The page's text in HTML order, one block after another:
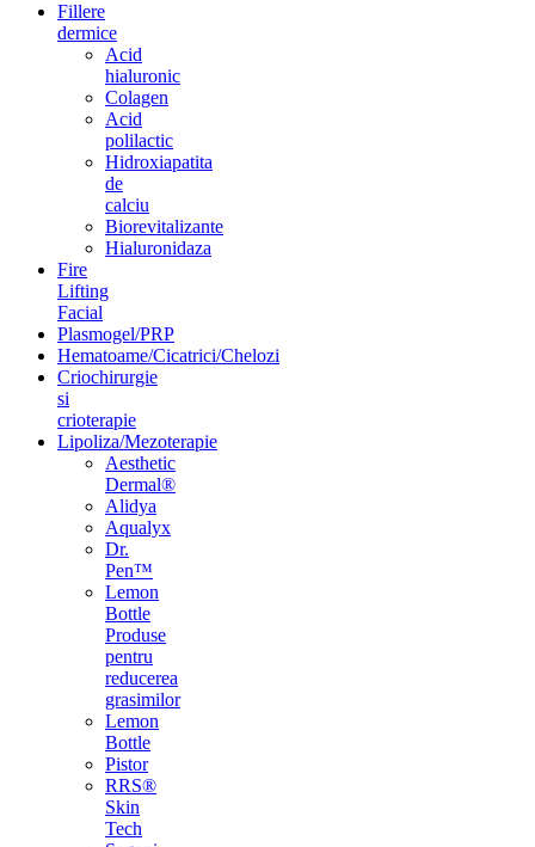
Fillere
dermice
Acid
hialuronic
Colagen
Acid
polilactic
Hidroxiapatita
de
calciu
Biorevitalizante
Hialuronidaza
Fire
Lifting
Facial
Plasmogel/PRP
Hematoame/Cicatrici/Chelozi
Criochirurgie
si
crioterapie
Lipoliza/Mezoterapie
Aesthetic
Dermal®
Alidya
Aqualyx
Dr.
Pen™
Lemon
Bottle
Produse
pentru
reducerea
grasimilor
Lemon
Bottle
Pistor
RRS®
Skin
Tech